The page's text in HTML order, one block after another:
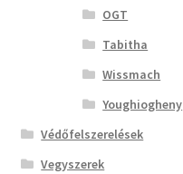
OGT
Tabitha
Wissmach
Youghiogheny
Védőfelszerelések
Vegyszerek